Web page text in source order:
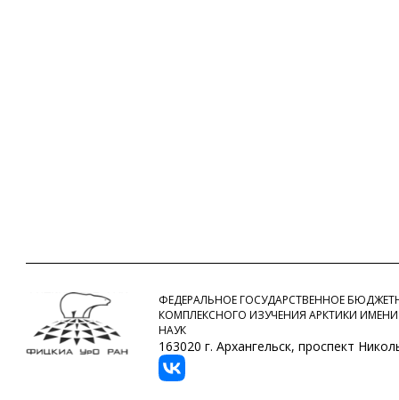
ФЕДЕРАЛЬНОЕ ГОСУДАРСТВЕННОЕ
КОМПЛЕКСНОГО ИЗУЧЕНИЯ АРКТИКИ
НАУК
163020 г. Архангельск, проспект